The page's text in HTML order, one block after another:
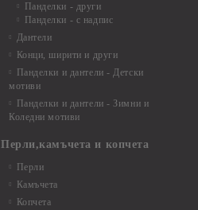
Панделки - други
Панделки - с надпис
Дантели
Конци, ширити и други
Панделки и дантели - Детски
мотиви
Панделки и дантели - Зимни и
Коледни мотиви
Перли,камъчета и копчета
Перли
Камъчета
Копчета